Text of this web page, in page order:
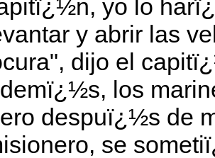
yo lo
y abrir las
dijo el
los
despuï¿½s de
se